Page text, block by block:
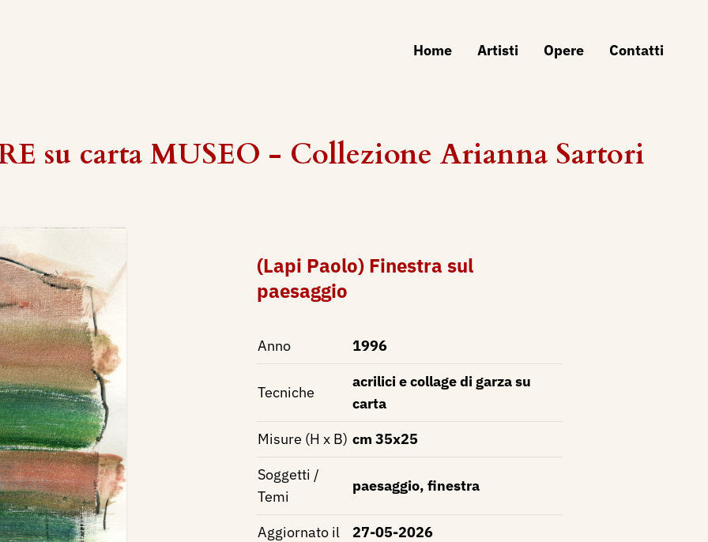
Home Artisti Opere Contatti
su carta MUSEO - Collezione Arianna Sartori
(Lapi Paolo) Finestra sul
paesaggio
Anno 1996
Tecniche
acrilici e collage di garza su
carta
Misure (H x B) cm 35x25
Soggetti /
Temi
paesaggio, finestra
Aggiornato il 27-05-2026